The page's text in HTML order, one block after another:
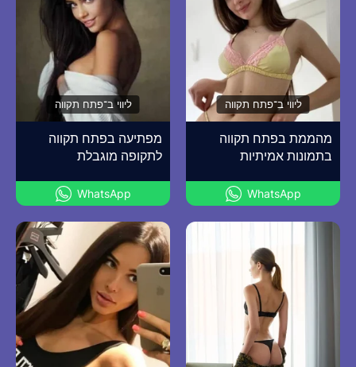
ליווי ב־פתח תקווה
מהממת בפתח תקווה
בתמונות אמיתיות
WhatsApp
ליווי ב־פתח תקווה
מפתיעה בפתח תקווה
לתקופה מוגבלת
WhatsApp